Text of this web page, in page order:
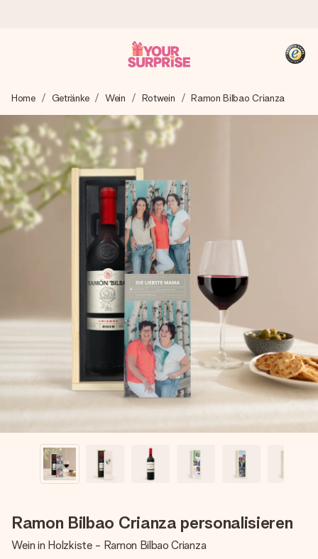
Wir bereiten dein Geschenk sorgfältig vor und schicken es
blitzschnell – damit du es genau zum richtigen Zeitpunkt
überreichen kannst, wenn es am meisten zählt.
4,8 (basierend auf +15.000 Bewertungen)
Unsere Geschenke begeistern. Kunden bewerten uns mit
4,8 bei Google Reviews (Gesamtergebnis aller Länder, in
die wir versenden).
+49 39292 929695
Montag - Freitag : 8:30 - 17:00 Uhr
Samstag - Sonntag : 8:30 - 13:00 Uhr
Home Getränke Wein Rotwein Ramon Bilbao Crianza
Ramon Bilbao Crianza personalisieren
Wein in Holzkiste - Ramon Bilbao Crianza